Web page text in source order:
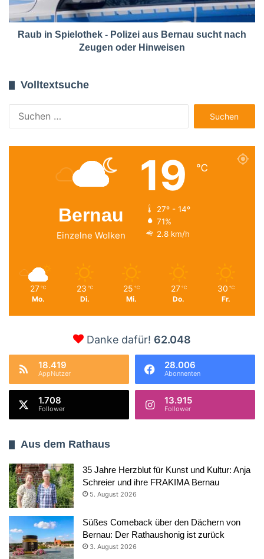
Raub in Spielothek - Polizei aus Bernau sucht nach
Zeugen oder Hinweisen
Volltextsuche
nach:
Bernau
Einzelne Wolken
19 ℃
27º - 14º
71%
2.8 km/h
27 ℃
Mo.
23 ℃
Di.
25 ℃
Mi.
27 ℃
Do.
30 ℃
Fr.
Danke dafür! 62.048
18.419
AppNutzer
28.006
Abonnenten
1.708
Follower
13.915
Follower
Aus dem Rathaus
35 Jahre Herzblut für Kunst und Kultur: Anja
Schreier und ihre FRAKIMA Bernau
5. August 2026
Süßes Comeback über den Dächern von
Bernau: Der Rathaushonig ist zurück
3. August 2026